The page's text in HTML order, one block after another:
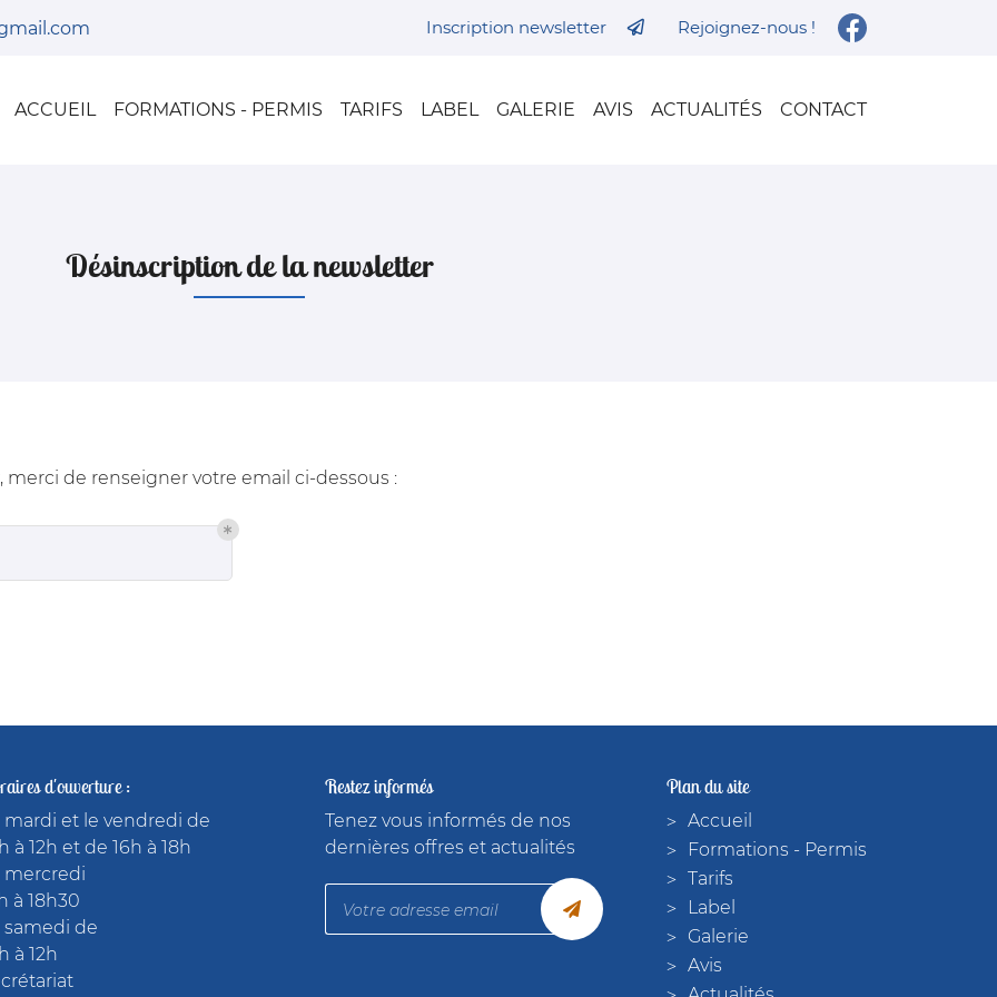
Inscription newsletter Rejoignez-nous !
ACCUEIL FORMATIONS - PERMIS TARIFS LABEL GALERIE AVIS ACTUALITÉS CONTACT
moment
Désinscription de la newsletter
de renseigner votre email ci-dessous :
d'ouverture :
mardi et le vendredi de
à 12h et de 16h à 18h
mercredi
à 18h30
samedi de
à 12h
Restez informés
Tenez vous informés de nos
dernières offres et actualités
Plan du site
Accueil
Formations - Permis
Tarifs
Label
Galerie
Avis